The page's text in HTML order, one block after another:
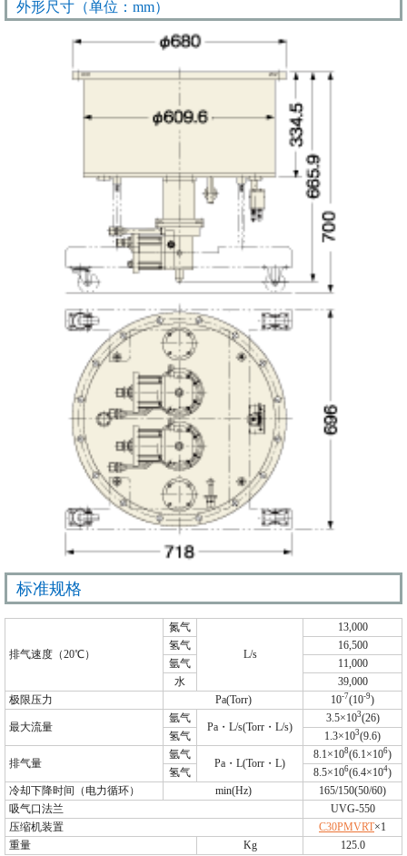
外形尺寸（单位：mm）
标准规格
排气速度（20℃）
氮气
L/s
13,000
氢气
16,500
氩气
11,000
水
39,000
极限压力
Pa(Torr) 10-7(10-9)
最大流量
氩气
Pa・L/s(Torr・L/s)
3.5×103(26)
氢气
1.3×103(9.6)
排气量
氩气
Pa・L(Torr・L)
8.1×108(6.1×106)
氢气
8.5×106(6.4×104)
冷却下降时间（电力循环）
min(Hz)
165/150(50/60)
吸气口法兰
UVG-550
压缩机装置
C30PMVRT×1
重量
Kg 125.0